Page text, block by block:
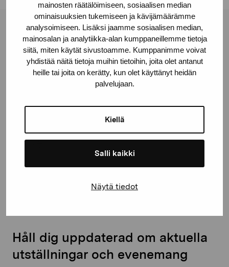
mainosten räätälöimiseen, sosiaalisen median
ominaisuuksien tukemiseen ja kävijämäärämme
analysoimiseen. Lisäksi jaamme sosiaalisen median,
mainosalan ja analytiikka-alan kumppaneillemme tietoja
siitä, miten käytät sivustoamme. Kumppanimme voivat
yhdistää näitä tietoja muihin tietoihin, joita olet antanut
heille tai joita on kerätty, kun olet käyttänyt heidän
palvelujaan.
Kiellä
Salli kaikki
Näytä tiedot
Stiftelsen Pro Artibus
Gustav Wasas gata 11
+358 (0)50 371 6339
Håll dig uppdaterad om aktuella
utställningar och evenemang